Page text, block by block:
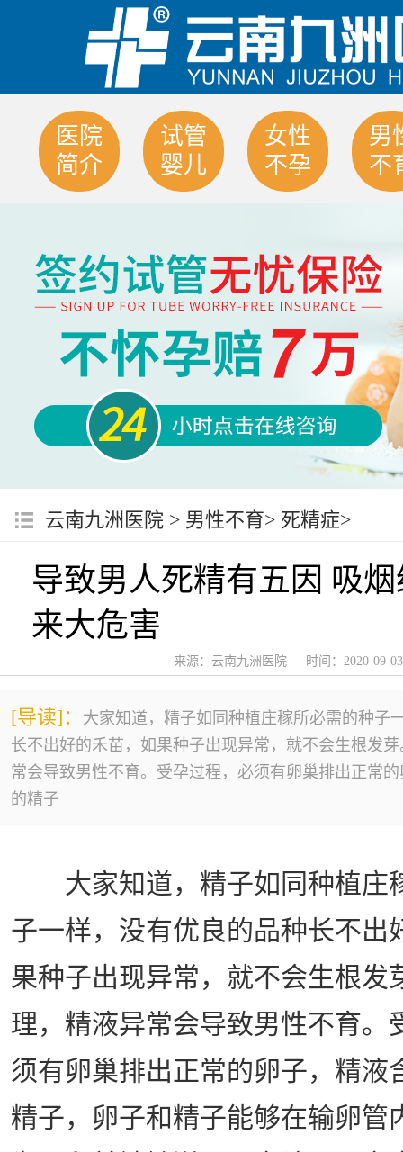
医院
简介
试管
婴儿
女性
不孕
男
不
云南九洲医院 > 男性不育> 死精症>
导致男人死精有五因 吸
来大危害
来源： 云南九洲医院 时间：2020-09-03
[导读]：
大家知道，精子如同种植庄稼所必需的种子
长不出好的禾苗，如果种子出现异常，就不会生根发
常会导致男性不育。受孕过程，必须有卵巢排出正常
的精子
大家知道，精子如同种植庄
子一样，没有优良的品种长不出
果种子出现异常，就不会生根发
理，精液异常会导致男性不育。
须有卵巢排出正常的卵子，精液
精子，卵子和精子能够在输卵管